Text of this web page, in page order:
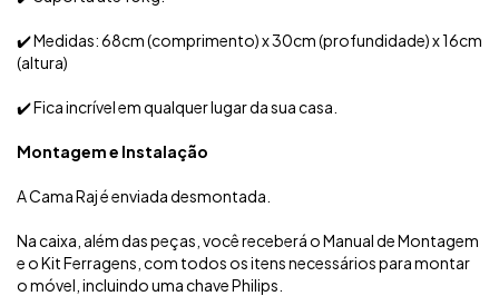
✔️ Medidas: 68cm (comprimento) x 30cm (profundidade) x 16cm
(altura)
✔️ Fica incrível em qualquer lugar da sua casa.
Montagem e Instalação
A Cama Raj é enviada desmontada.
Na caixa, além das peças, você receberá o Manual de Montagem
e o Kit Ferragens, com todos os itens necessários para montar
o móvel, incluindo uma chave Philips.